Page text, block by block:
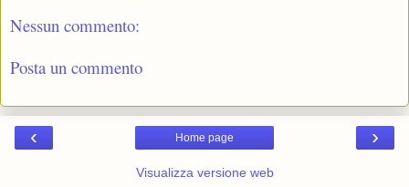
Nessun commento:
Posta un commento
‹ ›
Home page
Visualizza versione web